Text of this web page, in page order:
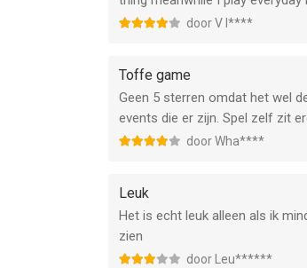
door V I****
Toffe game
Geen 5 sterren omdat het wel
events die er zijn. Spel zelf zit
door Wha****
Leuk
Het is echt leuk alleen als ik
zien
door Leu******